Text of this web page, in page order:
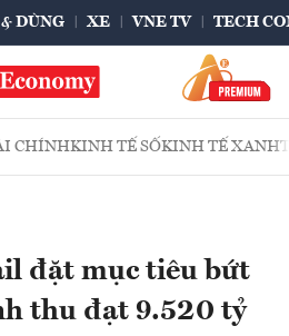
DÙNG XE VNE TV TECH
CHÍNHKINH TẾ SỐKINH TẾ XANH
đặt mục tiêu bứt
thu đạt 9.520 tỷ